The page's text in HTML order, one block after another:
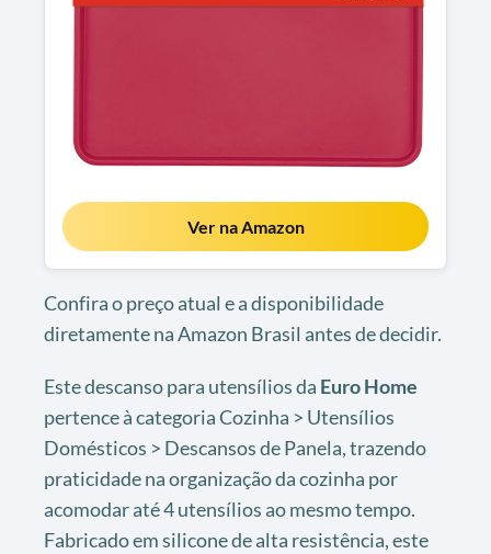
Ver na Amazon
Confira o preço atual e a disponibilidade
diretamente na Amazon Brasil antes de decidir.
Este descanso para utensílios da Euro Home
pertence à categoria Cozinha > Utensílios
Domésticos > Descansos de Panela, trazendo
praticidade na organização da cozinha por
acomodar até 4 utensílios ao mesmo tempo.
Fabricado em silicone de alta resistência, este